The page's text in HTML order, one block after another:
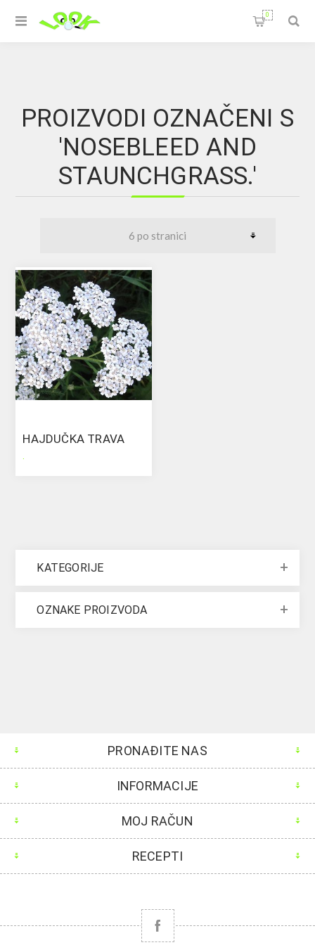
0
PROIZVODI OZNAČENI S
'NOSEBLEED AND
STAUNCHGRASS.'
HAJDUČKA TRAVA
KATEGORIJE
OZNAKE PROIZVODA
PRONAĐITE NAS
INFORMACIJE
MOJ RAČUN
RECEPTI